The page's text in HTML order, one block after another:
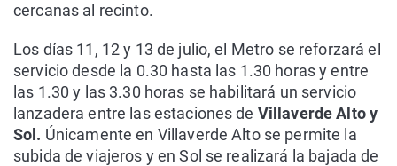
cercanas al recinto.
Los días 11, 12 y 13 de julio, el Metro se reforzará el
servicio desde la 0.30 hasta las 1.30 horas y entre
las 1.30 y las 3.30 horas se habilitará un servicio
lanzadera entre las estaciones de Villaverde Alto y
Sol. Únicamente en Villaverde Alto se permite la
subida de viajeros y en Sol se realizará la bajada de